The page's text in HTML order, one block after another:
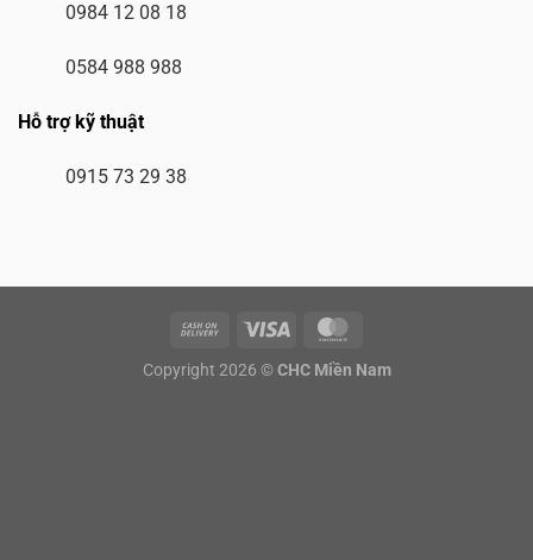
0984 12 08 18
0584 988 988
Hỗ trợ kỹ thuật
0915 73 29 38
Copyright 2026 © CHC Miền Nam